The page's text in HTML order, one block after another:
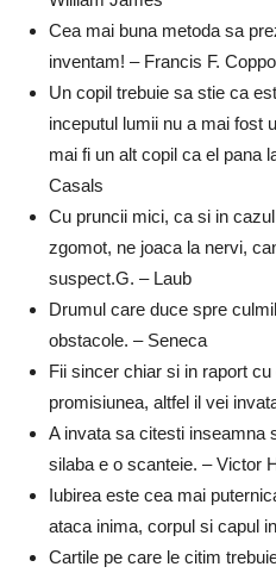
Cea mai buna metoda sa
inventam! – Francis F.
Un copil trebuie sa stie ca
inceputul lumii nu a mai fost
mai fi un alt copil ca el pana
Casals
Cu pruncii mici, ca si in
zgomot, ne joaca la nervi,
suspect.G. – Laub
Drumul care duce spre
obstacole. – Seneca
Fii sincer chiar si in raport
promisiunea, altfel il vei
A invata sa citesti inseamna
silaba e o scanteie. – Victor
Iubirea este cea mai
ataca inima, corpul si capul
Cartile pe care le citim